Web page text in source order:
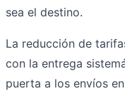
sea el destino.
La reducción de
con la entrega
puerta a los envíos